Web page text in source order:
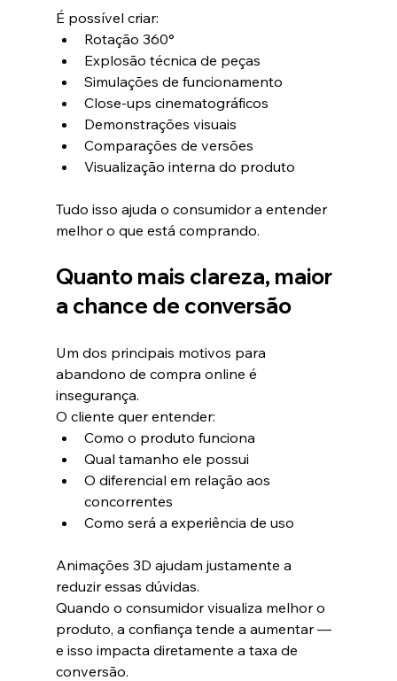
É possível criar:
Rotação 360°
Explosão técnica de peças
Simulações de funcionamento
Close-ups cinematográficos
Demonstrações visuais
Comparações de versões
Visualização interna do produto
Tudo isso ajuda o consumidor a entender
melhor o que está comprando.
Quanto mais clareza, maior
a chance de conversão
Um dos principais motivos para
abandono de compra online é
insegurança.
O cliente quer entender:
Como o produto funciona
Qual tamanho ele possui
O diferencial em relação aos
concorrentes
Como será a experiência de uso
Animações 3D ajudam justamente a
reduzir essas dúvidas.
Quando o consumidor visualiza melhor o
produto, a confiança tende a aumentar —
e isso impacta diretamente a taxa de
conversão.